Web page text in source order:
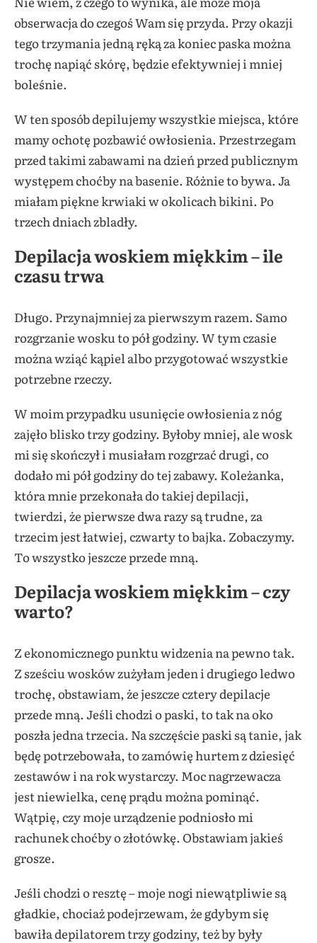
obserwacja do czegoś Wam się przyda. Przy okazji
tego trzymania jedną ręką za koniec paska można
trochę napiąć skórę, będzie efektywniej i mniej
boleśnie.
W ten sposób depilujemy wszystkie miejsca, które
mamy ochotę pozbawić owłosienia. Przestrzegam
przed takimi zabawami na dzień przed publicznym
występem choćby na basenie. Różnie to bywa. Ja
miałam piękne krwiaki w okolicach bikini. Po
trzech dniach zbladły.
Depilacja woskiem miękkim – ile
czasu trwa
Długo. Przynajmniej za pierwszym razem. Samo
rozgrzanie wosku to pół godziny. W tym czasie
można wziąć kąpiel albo przygotować wszystkie
potrzebne rzeczy.
W moim przypadku usunięcie owłosienia z nóg
zajęło blisko trzy godziny. Byłoby mniej, ale wosk
mi się skończył i musiałam rozgrzać drugi, co
dodało mi pół godziny do tej zabawy. Koleżanka,
która mnie przekonała do takiej depilacji,
twierdzi, że pierwsze dwa razy są trudne, za
trzecim jest łatwiej, czwarty to bajka. Zobaczymy.
To wszystko jeszcze przede mną.
Depilacja woskiem miękkim – czy
warto?
Z ekonomicznego punktu widzenia na pewno tak.
Z sześciu wosków zużyłam jeden i drugiego ledwo
trochę, obstawiam, że jeszcze cztery depilacje
przede mną. Jeśli chodzi o paski, to tak na oko
poszła jedna trzecia. Na szczęście paski są tanie, jak
będę potrzebowała, to zamówię hurtem z dziesięć
zestawów i na rok wystarczy. Moc nagrzewacza
jest niewielka, cenę prądu można pominąć.
Wątpię, czy moje urządzenie podniosło mi
rachunek choćby o złotówkę. Obstawiam jakieś
grosze.
Jeśli chodzi o resztę – moje nogi niewątpliwie są
gładkie, chociaż podejrzewam, że gdybym się
bawiła depilatorem trzy godziny, też by były